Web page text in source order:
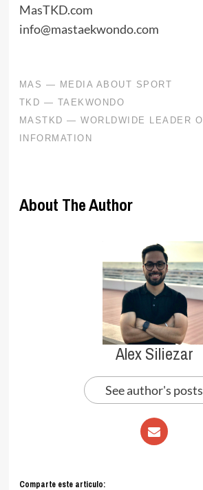
MasTKD.com
info@mastaekwondo.com
About The Author
Alex Siliezar
See author's posts
Comparte este articulo: